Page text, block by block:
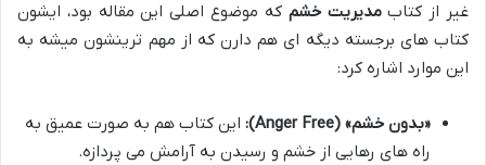
غیر از کتابمدیریت خشم که موضوع اصلی این مقاله بود، ایشون
کتاب های برجسته دیگه ای هم دارن که از مهم ترینشون میشه به
این موارد اشاره کرد:
«بدون خشم» (Anger Free):
این کتاب هم به صورت عمیق به
راه های رهایی از خشم و رسیدن به آرامش می پردازه.